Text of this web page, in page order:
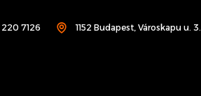
1152 Budapest, Városkapu u. 3.
220 7126